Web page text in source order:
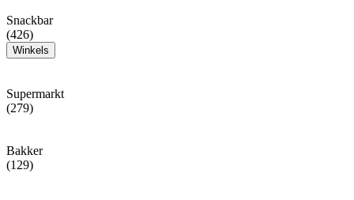
Snackbar
(426)
Winkels
Supermarkt
(279)
Bakker
(129)